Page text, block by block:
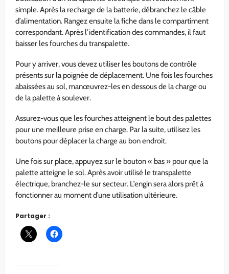
simple. Après la recharge de la batterie, débranchez le câble
d’alimentation. Rangez ensuite la fiche dans le compartiment
correspondant. Après l’identification des commandes, il faut
baisser les fourches du transpalette.
Pour y arriver, vous devez utiliser les boutons de contrôle
présents sur la poignée de déplacement. Une fois les fourches
abaissées au sol, manœuvrez-les en dessous de la charge ou
de la palette à soulever.
Assurez-vous que les fourches atteignent le bout des palettes
pour une meilleure prise en charge. Par la suite, utilisez les
boutons pour déplacer la charge au bon endroit.
Une fois sur place, appuyez sur le bouton « bas » pour que la
palette atteigne le sol. Après avoir utilisé le transpalette
électrique, branchez-le sur secteur. L’engin sera alors prêt à
fonctionner au moment d’une utilisation ultérieure.
Partager :